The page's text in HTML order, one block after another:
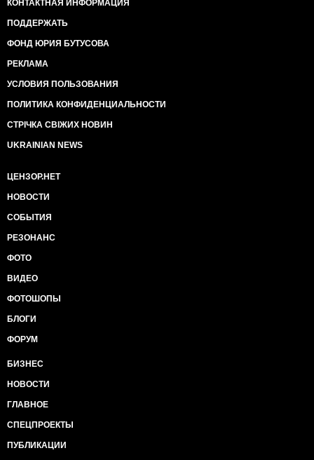
КОНТАКТНАЯ ИНФОРМАЦИЯ
ПОДДЕРЖАТЬ
ФОНД ЮРИЯ БУТУСОВА
РЕКЛАМА
УСЛОВИЯ ПОЛЬЗОВАНИЯ
ПОЛИТИКА КОНФИДЕНЦИАЛЬНОСТИ
СТРІЧКА СВІЖИХ НОВИН
UKRAINIAN NEWS
ЦЕНЗОР.НЕТ
НОВОСТИ
СОБЫТИЯ
РЕЗОНАНС
ФОТО
ВИДЕО
ФОТОШОПЫ
БЛОГИ
ФОРУМ
БИЗНЕС
НОВОСТИ
ГЛАВНОЕ
СПЕЦПРОЕКТЫ
ПУБЛИКАЦИИ